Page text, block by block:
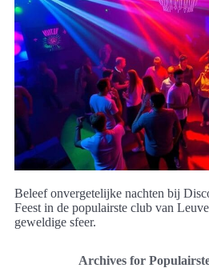
Beleef onvergetelijke nachten bij
Feest in de populairste club van
geweldige sfeer.
Archives for